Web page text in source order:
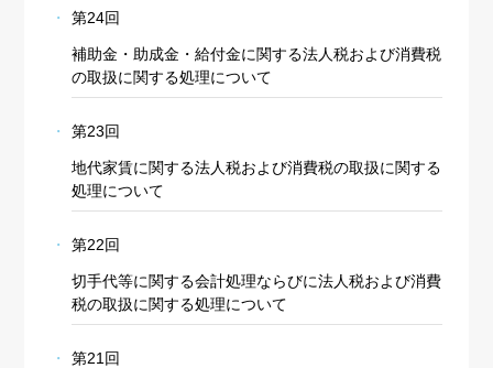
第24回
補助金・助成金・給付金に関する法人税および消費税
の取扱に関する処理について
第23回
地代家賃に関する法人税および消費税の取扱に関する
処理について
第22回
切手代等に関する会計処理ならびに法人税および消費
税の取扱に関する処理について
第21回